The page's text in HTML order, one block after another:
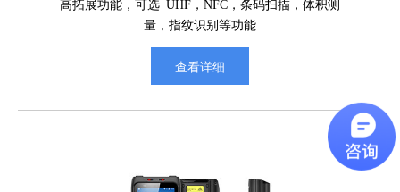
高拓展功能，可选 UHF，NFC，条码扫描，体积测
量，指纹识别等功能
查看详细